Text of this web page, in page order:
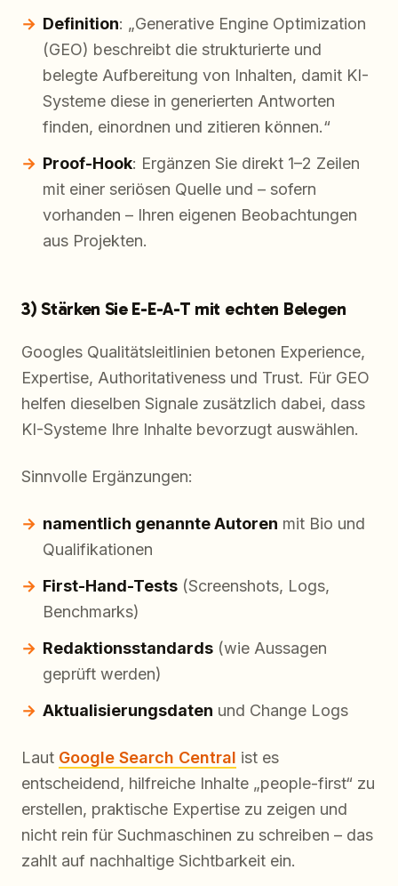
Definition: „Generative Engine Optimization
(GEO) beschreibt die strukturierte und
belegte Aufbereitung von Inhalten, damit KI-
Systeme diese in generierten Antworten
finden, einordnen und zitieren können.“
Proof-Hook: Ergänzen Sie direkt 1–2 Zeilen
mit einer seriösen Quelle und – sofern
vorhanden – Ihren eigenen Beobachtungen
aus Projekten.
3) Stärken Sie E-E-A-T mit echten Belegen
Googles Qualitätsleitlinien betonen Experience,
Expertise, Authoritativeness und Trust. Für GEO
helfen dieselben Signale zusätzlich dabei, dass
KI-Systeme Ihre Inhalte bevorzugt auswählen.
Sinnvolle Ergänzungen:
namentlich genannte Autoren mit Bio und
Qualifikationen
First-Hand-Tests (Screenshots, Logs,
Benchmarks)
Redaktionsstandards (wie Aussagen
geprüft werden)
Aktualisierungsdaten und Change Logs
Laut Google Search Central ist es
entscheidend, hilfreiche Inhalte „people-first“ zu
erstellen, praktische Expertise zu zeigen und
nicht rein für Suchmaschinen zu schreiben – das
zahlt auf nachhaltige Sichtbarkeit ein.